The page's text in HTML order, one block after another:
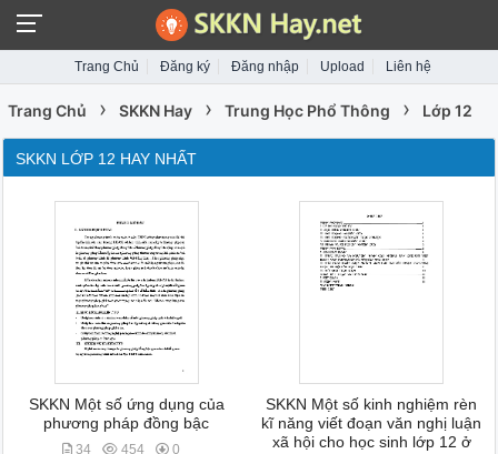
Trang Chủ Đăng ký Đăng nhập Upload Liên hệ
Trang Chủ › SKKN Hay › Trung Học Phổ Thông › Lớp 12
SKKN LỚP 12 HAY NHẤT
SKKN Một số ứng dụng của
phương pháp đồng bậc
34 454 0
SKKN Một số kinh nghiệm rèn
kĩ năng viết đoạn văn nghị luận
xã hội cho học sinh lớp 12 ở